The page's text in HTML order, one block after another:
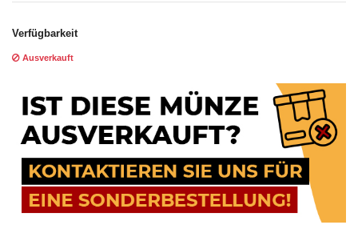
Verfügbarkeit
Ausverkauft